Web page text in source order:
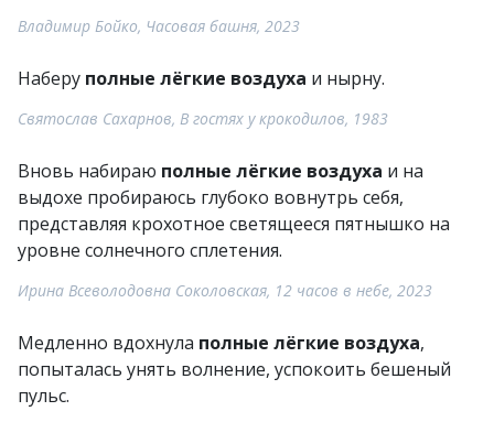
Владимир Бойкo, Часовая башня, 2023
Наберу полные лёгкие воздуха и нырну.
Святослав Сахарнов, В гостях у крокодилов, 1983
Вновь набираю полные лёгкие воздуха и на
выдохе пробираюсь глубоко вовнутрь себя,
представляя крохотное светящееся пятнышко на
уровне солнечного сплетения.
Ирина Всеволодовна Соколовская, 12 часов в небе, 2023
Медленно вдохнула полные лёгкие воздуха,
попыталась унять волнение, успокоить бешеный
пульс.